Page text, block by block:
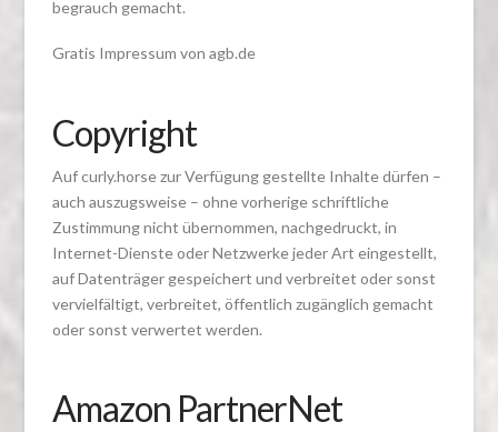
begrauch gemacht.
Gratis Impressum von agb.de
Copyright
Auf curly.horse zur Verfügung gestellte Inhalte dürfen –
auch auszugsweise – ohne vorherige schriftliche
Zustimmung nicht übernommen, nachgedruckt, in
Internet-Dienste oder Netzwerke jeder Art eingestellt,
auf Datenträger gespeichert und verbreitet oder sonst
vervielfältigt, verbreitet, öffentlich zugänglich gemacht
oder sonst verwertet werden.
Amazon PartnerNet